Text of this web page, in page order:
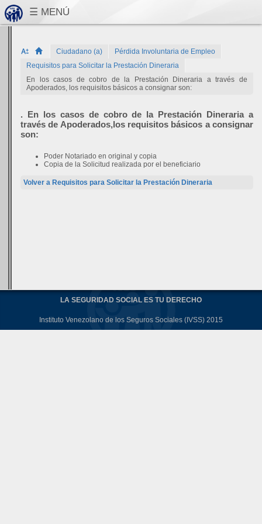
Ciudadano (a)
Pérdida Involuntaria de Empleo
Requisitos para Solicitar la Prestación Dineraria
En los casos de cobro de la Prestación Dineraria a través de
Apoderados, los requisitos básicos a consignar son:
. En los casos de cobro de la Prestación Dineraria a
través de Apoderados,los requisitos básicos a consignar
son:
Poder Notariado en original y copia
Copia de la Solicitud realizada por el beneficiario
Volver a Requisitos para Solicitar la Prestación Dineraria
LA SEGURIDAD SOCIAL ES TU DERECHO
Instituto Venezolano de los Seguros Sociales (IVSS) 2015